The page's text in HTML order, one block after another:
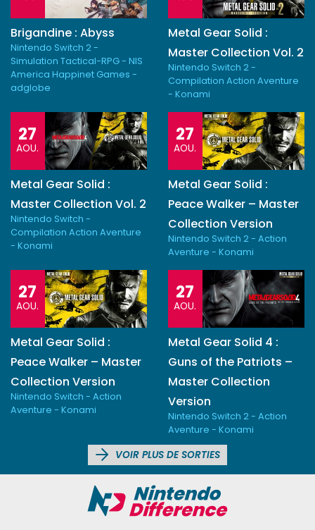
Brigandine : Abyss
Nintendo Switch 2 -
Simulation Tactical-RPG - NIS
America Happinet Games -
adglobe
Metal Gear Solid :
Master Collection Vol. 2
Nintendo Switch 2 -
Compilation Action Aventure
- Konami
27
AOU.
Metal Gear Solid :
Master Collection Vol. 2
Nintendo Switch -
Compilation Action Aventure
- Konami
27
AOU.
Metal Gear Solid :
Peace Walker – Master
Collection Version
Nintendo Switch 2 - Action
Aventure - Konami
27
AOU.
Metal Gear Solid :
Peace Walker – Master
Collection Version
Nintendo Switch - Action
Aventure - Konami
27
AOU.
Metal Gear Solid 4 :
Guns of the Patriots –
Master Collection
Version
Nintendo Switch 2 - Action
Aventure - Konami
VOIR PLUS DE SORTIES